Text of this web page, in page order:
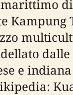
Kampung
e